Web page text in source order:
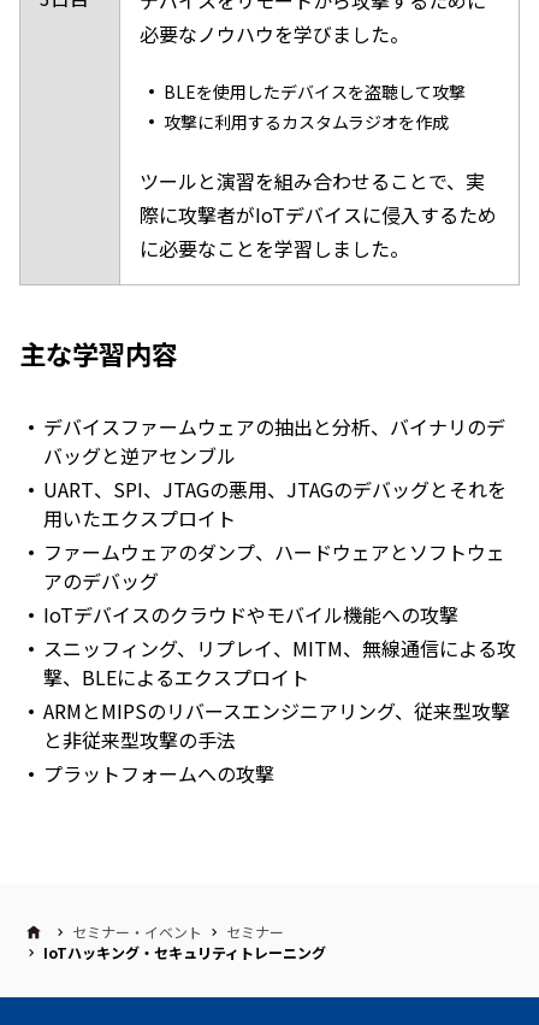
必要なノウハウを学びました。
BLEを使用したデバイスを盗聴して攻撃
攻撃に利用するカスタムラジオを作成
ツールと演習を組み合わせることで、実
際に攻撃者がIoTデバイスに侵入するため
に必要なことを学習しました。
主な学習内容
デバイスファームウェアの抽出と分析、バイナリのデ
バッグと逆アセンブル
UART、SPI、JTAGの悪用、JTAGのデバッグとそれを
用いたエクスプロイト
ファームウェアのダンプ、ハードウェアとソフトウェ
アのデバッグ
IoTデバイスのクラウドやモバイル機能への攻撃
スニッフィング、リプレイ、MITM、無線通信による攻
撃、BLEによるエクスプロイト
ARMとMIPSのリバースエンジニアリング、従来型攻撃
と非従来型攻撃の手法
プラットフォームへの攻撃
セミナー・イベント
セミナー
IoTハッキング・セキュリティトレーニング